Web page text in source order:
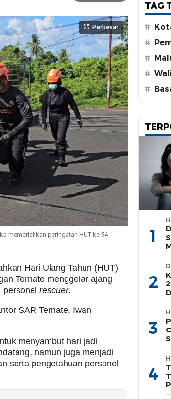
Perbesar
memeriahkan peringatan HUT ke 54
Hari Ulang Tahun (HUT)
Ternate menggelar ajang
personel rescuer.
SAR Ternate, Iwan
menyambut hari jadi
namun juga menjadi
serta pengetahuan personel
TAG
#
#
#
#
#
1
2
3
4